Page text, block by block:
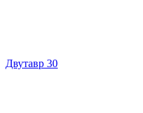
Двутавр 30